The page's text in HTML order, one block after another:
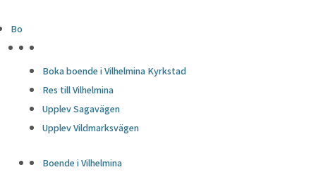
Bo
Boka boende i Vilhelmina Kyrkstad
Res till Vilhelmina
Upplev Sagavägen
Upplev Vildmarksvägen
Boende i Vilhelmina